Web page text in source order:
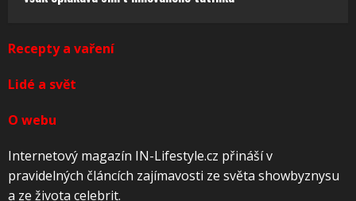
Recepty a vaření
Lidé a svět
O webu
Internetový magazín IN-Lifestyle.cz přináší v
pravidelných článcích zajímavosti ze světa showbyznysu
a ze života celebrit.